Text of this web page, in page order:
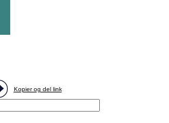
Kopier og del link